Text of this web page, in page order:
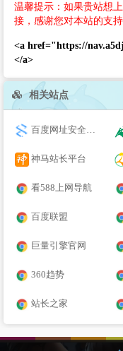
温馨提示：如果贵站想
接，感谢您对本站的支持
<a href="https://
</a>
相关站点
百度网址安全中心
神马站长平台
看588上网导航
百度联盟
巨量引擎官网
360趋势
站长之家